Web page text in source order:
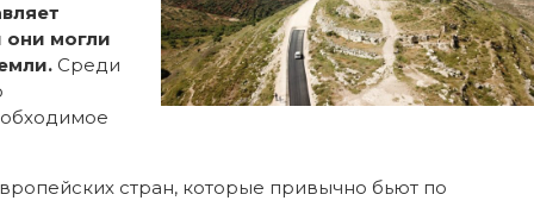
могли
Среди
стран, которые привычно бьют по